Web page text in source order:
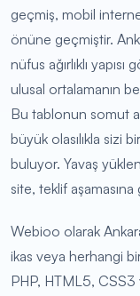
geçmiş, mobil
önüne geçmiştir.
nüfus ağırlıklı
ulusal ortalamanın
Bu tablonun somut
büyük olasılıkla sizi
buluyor. Yavaş
site, teklif
Webioo olarak
ikas veya herhangi
PHP, HTML5, CSS3